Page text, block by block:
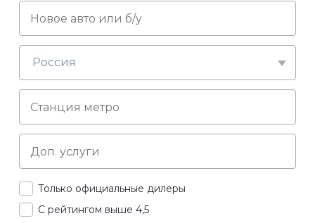
Россия
Только официальные дилеры
С рейтингом выше 4,5